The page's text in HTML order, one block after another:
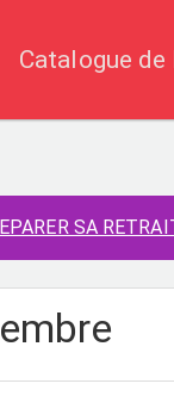
Catalogue
SA